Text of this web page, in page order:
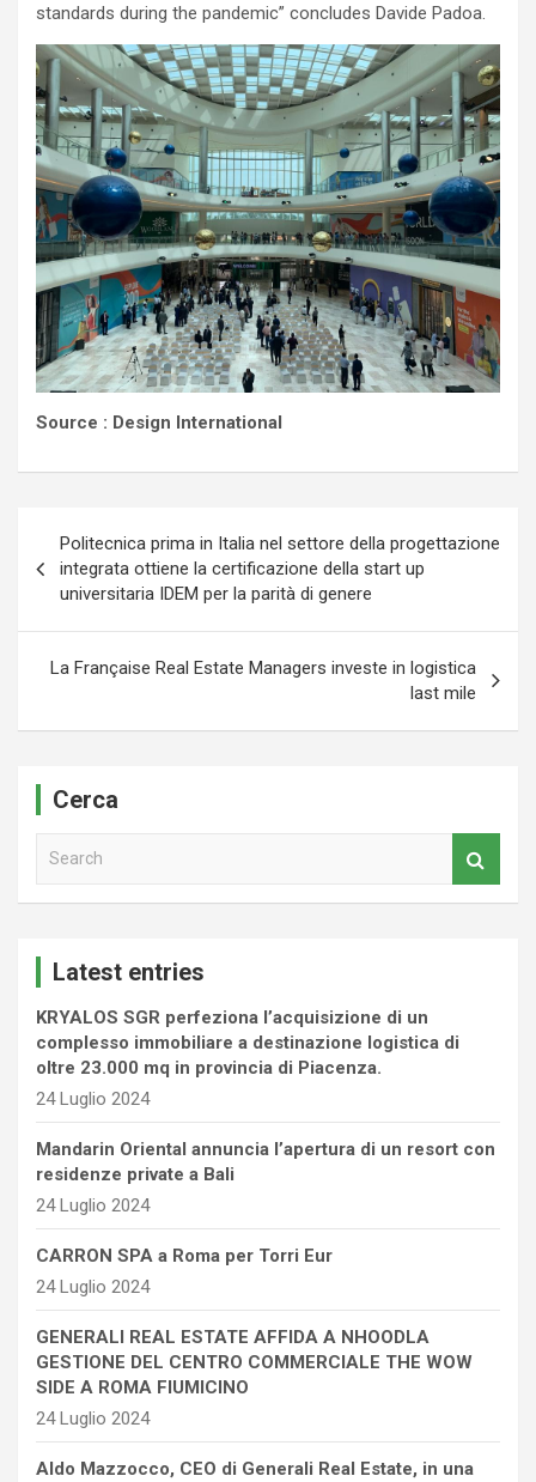
standards during the pandemic” concludes Davide Padoa.
Source : Design International
articoli
Politecnica prima in Italia nel settore della progettazione
integrata ottiene la certificazione della start up
universitaria IDEM per la parità di genere
La Française Real Estate Managers investe in logistica
last mile
Cerca
Latest entries
KRYALOS SGR perfeziona l’acquisizione di un
complesso immobiliare a destinazione logistica di
oltre 23.000 mq in provincia di Piacenza.
24 Luglio 2024
Mandarin Oriental annuncia l’apertura di un resort con
residenze private a Bali
24 Luglio 2024
CARRON SPA a Roma per Torri Eur
24 Luglio 2024
GENERALI REAL ESTATE AFFIDA A NHOODLA
GESTIONE DEL CENTRO COMMERCIALE THE WOW
SIDE A ROMA FIUMICINO
24 Luglio 2024
Aldo Mazzocco, CEO di Generali Real Estate, in una